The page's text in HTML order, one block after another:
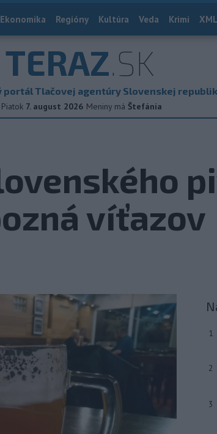
Ekonomika Regióny Kultúra Veda Krimi
TERAZ.SK
portál Tlačovej agentúry Slovenskej
Piatok 7. august 2026 Meniny má Štefánia
víťazov
1
2
3